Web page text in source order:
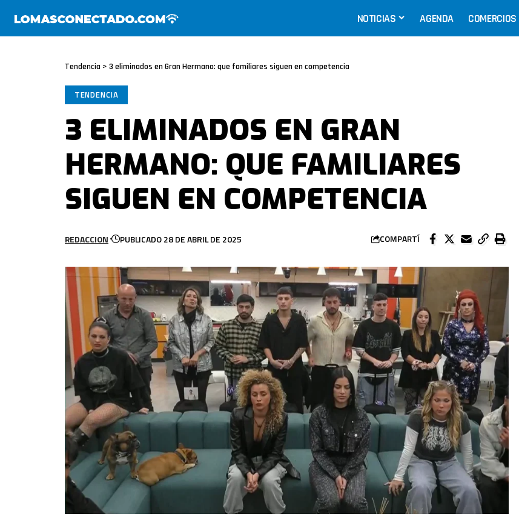
NOTICIAS AGENDA COMERCIOS
Tendencia > 3 eliminados en Gran Hermano: que familiares siguen en competencia
TENDENCIA
3 ELIMINADOS EN GRAN
HERMANO: QUE FAMILIARES
SIGUEN EN COMPETENCIA
REDACCION PUBLICADO 28 DE ABRIL DE 2025 COMPARTÍ